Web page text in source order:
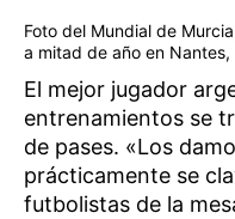
Foto del Mundial de
a mitad de año en Nantes,
El mejor jugador
entrenamientos se
de pases. «Los
prácticamente se
futbolistas de la